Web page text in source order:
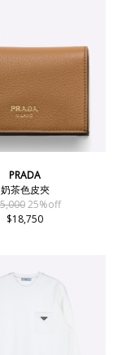
PRADA
奶茶色皮夾
25%off
$18,750